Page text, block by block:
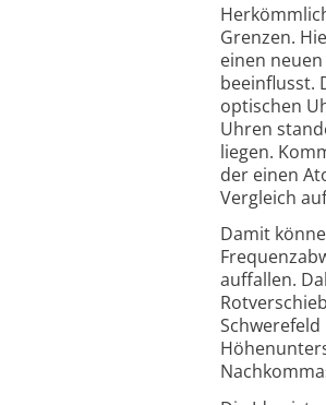
Grenzen.
einen
beeinflusst.
optischen
Uhren
liegen.
der einen
Vergleich
Damit
auffallen.